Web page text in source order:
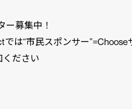
ー募集中！
では“市民スポンサー
ください